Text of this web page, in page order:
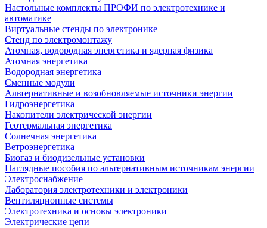
Настольные комплекты ПРОФИ по электротехнике и
автоматике
Виртуальные стенды по электронике
Стенд по электромонтажу
Атомная, водородная энергетика и ядерная физика
Атомная энергетика
Водородная энергетика
Сменные модули
Альтернативные и возобновляемые источники энергии
Гидроэнергетика
Накопители электрической энергии
Геотермальная энергетика
Солнечная энергетика
Ветроэнергетика
Биогаз и биодизельные установки
Наглядные пособия по альтернативным источникам энергии
Электроснабжение
Лаборатория электротехники и электроники
Вентиляционные системы
Электротехника и основы электроники
Электрические цепи